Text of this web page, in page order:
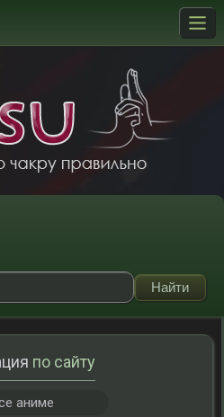
по сайту
аниме